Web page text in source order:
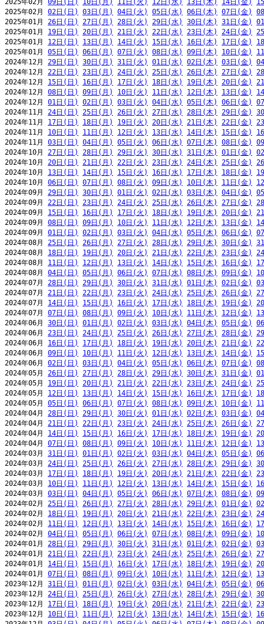
2025年02月 09日(日) 10日(月) 11日(火) 12日(水) 13日(木) 14日(金)
2025年02月 02日(日) 03日(月) 04日(火) 05日(水) 06日(木) 07日(金)
2025年01月 26日(日) 27日(月) 28日(火) 29日(水) 30日(木) 31日(金)
2025年01月 19日(日) 20日(月) 21日(火) 22日(水) 23日(木) 24日(金)
2025年01月 12日(日) 13日(月) 14日(火) 15日(水) 16日(木) 17日(金)
2025年01月 05日(日) 06日(月) 07日(火) 08日(水) 09日(木) 10日(金)
2024年12月 29日(日) 30日(月) 31日(火) 01日(水) 02日(木) 03日(金)
2024年12月 22日(日) 23日(月) 24日(火) 25日(水) 26日(木) 27日(金)
2024年12月 15日(日) 16日(月) 17日(火) 18日(水) 19日(木) 20日(金)
2024年12月 08日(日) 09日(月) 10日(火) 11日(水) 12日(木) 13日(金)
2024年12月 01日(日) 02日(月) 03日(火) 04日(水) 05日(木) 06日(金)
2024年11月 24日(日) 25日(月) 26日(火) 27日(水) 28日(木) 29日(金)
2024年11月 17日(日) 18日(月) 19日(火) 20日(水) 21日(木) 22日(金)
2024年11月 10日(日) 11日(月) 12日(火) 13日(水) 14日(木) 15日(金)
2024年11月 03日(日) 04日(月) 05日(火) 06日(水) 07日(木) 08日(金)
2024年10月 27日(日) 28日(月) 29日(火) 30日(水) 31日(木) 01日(金)
2024年10月 20日(日) 21日(月) 22日(火) 23日(水) 24日(木) 25日(金)
2024年10月 13日(日) 14日(月) 15日(火) 16日(水) 17日(木) 18日(金)
2024年10月 06日(日) 07日(月) 08日(火) 09日(水) 10日(木) 11日(金)
2024年09月 29日(日) 30日(月) 01日(火) 02日(水) 03日(木) 04日(金)
2024年09月 22日(日) 23日(月) 24日(火) 25日(水) 26日(木) 27日(金)
2024年09月 15日(日) 16日(月) 17日(火) 18日(水) 19日(木) 20日(金)
2024年09月 08日(日) 09日(月) 10日(火) 11日(水) 12日(木) 13日(金)
2024年09月 01日(日) 02日(月) 03日(火) 04日(水) 05日(木) 06日(金)
2024年08月 25日(日) 26日(月) 27日(火) 28日(水) 29日(木) 30日(金)
2024年08月 18日(日) 19日(月) 20日(火) 21日(水) 22日(木) 23日(金)
2024年08月 11日(日) 12日(月) 13日(火) 14日(水) 15日(木) 16日(金)
2024年08月 04日(日) 05日(月) 06日(火) 07日(水) 08日(木) 09日(金)
2024年07月 28日(日) 29日(月) 30日(火) 31日(水) 01日(木) 02日(金)
2024年07月 21日(日) 22日(月) 23日(火) 24日(水) 25日(木) 26日(金)
2024年07月 14日(日) 15日(月) 16日(火) 17日(水) 18日(木) 19日(金)
2024年07月 07日(日) 08日(月) 09日(火) 10日(水) 11日(木) 12日(金)
2024年06月 30日(日) 01日(月) 02日(火) 03日(水) 04日(木) 05日(金)
2024年06月 23日(日) 24日(月) 25日(火) 26日(水) 27日(木) 28日(金)
2024年06月 16日(日) 17日(月) 18日(火) 19日(水) 20日(木) 21日(金)
2024年06月 09日(日) 10日(月) 11日(火) 12日(水) 13日(木) 14日(金)
2024年06月 02日(日) 03日(月) 04日(火) 05日(水) 06日(木) 07日(金)
2024年05月 26日(日) 27日(月) 28日(火) 29日(水) 30日(木) 31日(金)
2024年05月 19日(日) 20日(月) 21日(火) 22日(水) 23日(木) 24日(金)
2024年05月 12日(日) 13日(月) 14日(火) 15日(水) 16日(木) 17日(金)
2024年05月 05日(日) 06日(月) 07日(火) 08日(水) 09日(木) 10日(金)
2024年04月 28日(日) 29日(月) 30日(火) 01日(水) 02日(木) 03日(金)
2024年04月 21日(日) 22日(月) 23日(火) 24日(水) 25日(木) 26日(金)
2024年04月 14日(日) 15日(月) 16日(火) 17日(水) 18日(木) 19日(金)
2024年04月 07日(日) 08日(月) 09日(火) 10日(水) 11日(木) 12日(金)
2024年03月 31日(日) 01日(月) 02日(火) 03日(水) 04日(木) 05日(金)
2024年03月 24日(日) 25日(月) 26日(火) 27日(水) 28日(木) 29日(金)
2024年03月 17日(日) 18日(月) 19日(火) 20日(水) 21日(木) 22日(金)
2024年03月 10日(日) 11日(月) 12日(火) 13日(水) 14日(木) 15日(金)
2024年03月 03日(日) 04日(月) 05日(火) 06日(水) 07日(木) 08日(金)
2024年02月 25日(日) 26日(月) 27日(火) 28日(水) 29日(木) 01日(金)
2024年02月 18日(日) 19日(月) 20日(火) 21日(水) 22日(木) 23日(金)
2024年02月 11日(日) 12日(月) 13日(火) 14日(水) 15日(木) 16日(金)
2024年02月 04日(日) 05日(月) 06日(火) 07日(水) 08日(木) 09日(金)
2024年01月 28日(日) 29日(月) 30日(火) 31日(水) 01日(木) 02日(金)
2024年01月 21日(日) 22日(月) 23日(火) 24日(水) 25日(木) 26日(金)
2024年01月 14日(日) 15日(月) 16日(火) 17日(水) 18日(木) 19日(金)
2024年01月 07日(日) 08日(月) 09日(火) 10日(水) 11日(木) 12日(金)
2023年12月 31日(日) 01日(月) 02日(火) 03日(水) 04日(木) 05日(金)
2023年12月 24日(日) 25日(月) 26日(火) 27日(水) 28日(木) 29日(金)
2023年12月 17日(日) 18日(月) 19日(火) 20日(水) 21日(木) 22日(金)
2023年12月 10日(日) 11日(月) 12日(火) 13日(水) 14日(木) 15日(金)